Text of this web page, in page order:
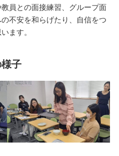
員との面接練習、グループ面
不安を和らげたり、自信をつ
ます。
子